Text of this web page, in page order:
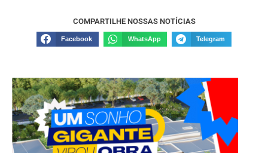
COMPARTILHE NOSSAS NOTÍCIAS
Facebook WhatsApp Telegram